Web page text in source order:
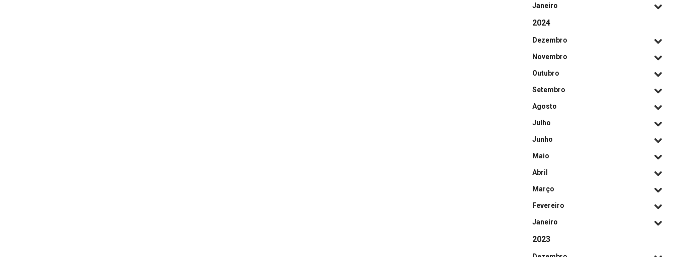
Janeiro
2024
Dezembro
Novembro
Outubro
Setembro
Agosto
Julho
Junho
Maio
Abril
Março
Fevereiro
Janeiro
2023